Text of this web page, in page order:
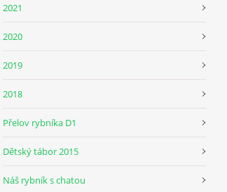
2021
2020
2019
2018
Přelov rybníka D1
Dětský tábor 2015
Náš rybník s chatou